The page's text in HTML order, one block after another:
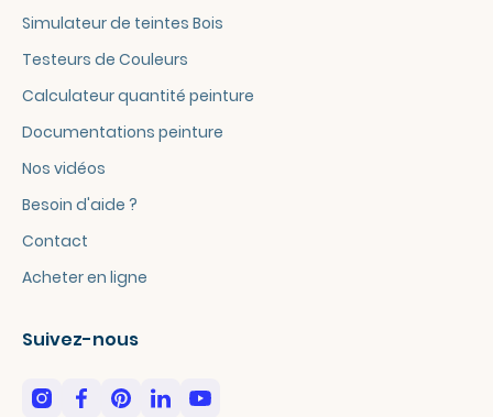
Simulateur de teintes Bois
Testeurs de Couleurs
Calculateur quantité peinture
Documentations peinture
Nos vidéos
Besoin d'aide ?
Contact
Acheter en ligne
Suivez-nous